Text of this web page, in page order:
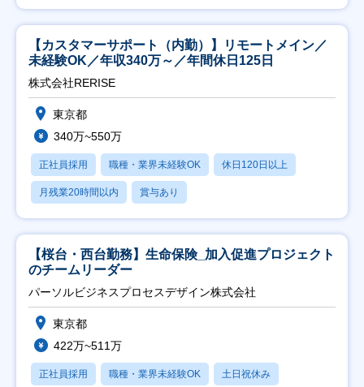
【カスタマーサポート（内勤）】リモートメイン／
未経験OK／年収340万～／年間休日125日
株式会社RERISE
東京都
340万~550万
正社員採用 職種・業界未経験OK 休日120日以上
月残業20時間以内 賞与あり
【桜台・西台勤務】生命保険_加入促進プロジェクト
のチームリーダー
パーソルビジネスプロセスデザイン株式会社
東京都
422万~511万
正社員採用 職種・業界未経験OK 土日祝休み